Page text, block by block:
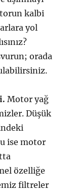
kalbi
yol
orada
Motor yağ
Düşük
ise motor
özelliğe
filtreler